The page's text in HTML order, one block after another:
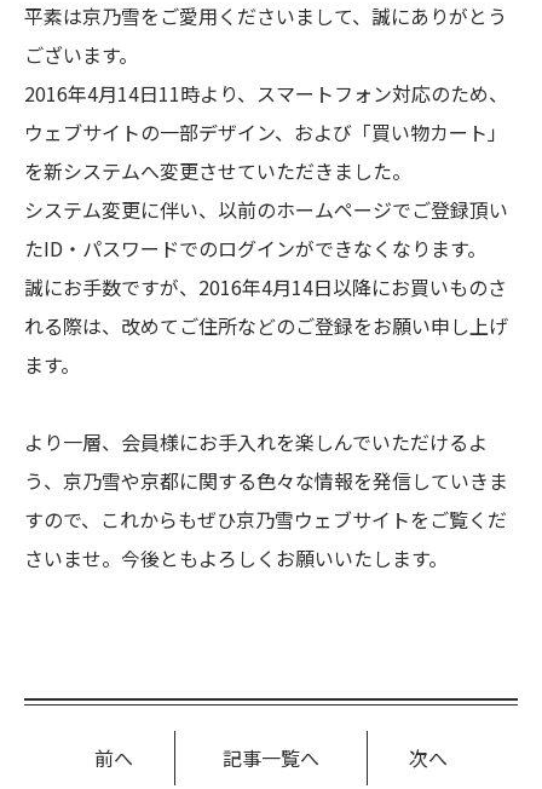
平素は京乃雪をご愛用くださいまして、誠にありがとう
ございます。
2016年4月14日11時より、スマートフォン対応のため、
ウェブサイトの一部デザイン、および「買い物カート」
を新システムへ変更させていただきました。
システム変更に伴い、以前のホームページでご登録頂い
たID・パスワードでのログインができなくなります。
誠にお手数ですが、2016年4月14日以降にお買いものさ
れる際は、改めてご住所などのご登録をお願い申し上げ
ます。
より一層、会員様にお手入れを楽しんでいただけるよ
う、京乃雪や京都に関する色々な情報を発信していきま
すので、これからもぜひ京乃雪ウェブサイトをご覧くだ
さいませ。今後ともよろしくお願いいたします。
前へ 次へ
記事一覧へ